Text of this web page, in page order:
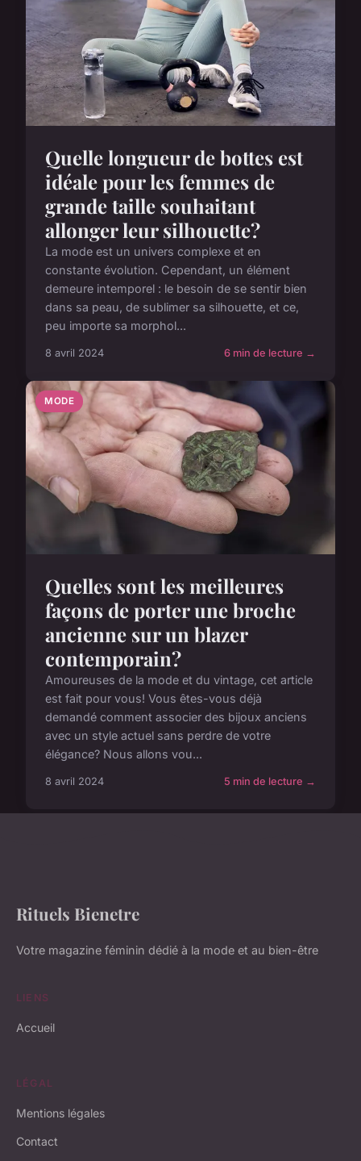
Quelle longueur de bottes est
idéale pour les femmes de
grande taille souhaitant
allonger leur silhouette?
La mode est un univers complexe et en
constante évolution. Cependant, un élément
demeure intemporel : le besoin de se sentir bien
dans sa peau, de sublimer sa silhouette, et ce,
peu importe sa morphol...
8 avril 2024 6 min de lecture →
MODE
Quelles sont les meilleures
façons de porter une broche
ancienne sur un blazer
contemporain?
Amoureuses de la mode et du vintage, cet article
est fait pour vous! Vous êtes-vous déjà
demandé comment associer des bijoux anciens
avec un style actuel sans perdre de votre
élégance? Nous allons vou...
8 avril 2024 5 min de lecture →
Rituels Bienetre
Votre magazine féminin dédié à la mode et au bien-être
LIENS
Accueil
LÉGAL
Mentions légales
Contact